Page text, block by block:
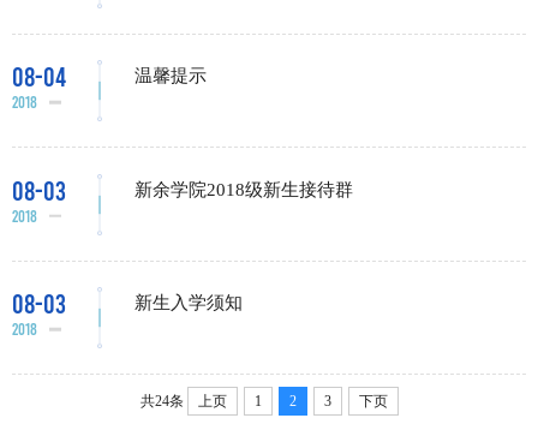
08-04
2018
温馨提示
08-03
2018
新余学院2018级新生接待群
08-03
2018
新生入学须知
共24条 上页 1 2 3 下页